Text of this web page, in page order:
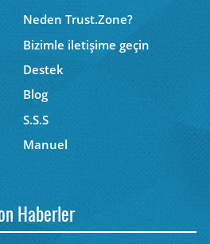
Neden Trust.Zone?
Bizimle iletişime geçin
Destek
Blog
S.S.S
Manuel
Haberler